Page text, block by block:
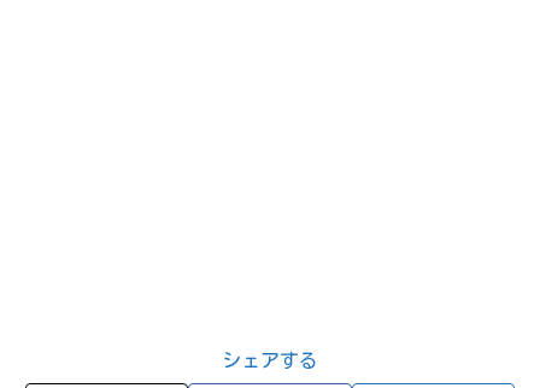
シェアする